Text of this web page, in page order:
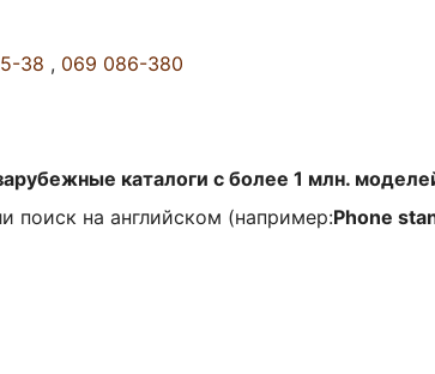
38 , 069 086-380
каталоги с более 1 млн.
поиск на английском (например:Phone